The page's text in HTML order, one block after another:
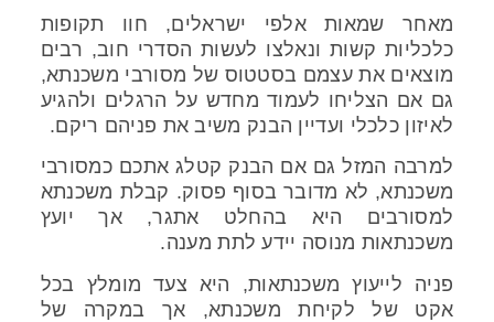
מאחר שמאות אלפי ישראלים, חוו תקופות
כלכליות קשות ונאלצו לעשות הסדרי חוב, רבים
מוצאים את עצמם בסטטוס של מסורבי משכנתא,
גם אם הצליחו לעמוד מחדש על הרגלים ולהגיע
לאיזון כלכלי ועדיין הבנק משיב את פניהם ריקם.
למרבה המזל גם אם הבנק קטלג אתכם כמסורבי
משכנתא, לא מדובר בסוף פסוק. קבלת משכנתא
למסורבים היא בהחלט אתגר, אך יועץ
משכנתאות מנוסה יידע לתת מענה.
פניה לייעוץ משכנתאות, היא צעד מומלץ בכל
אקט של לקיחת משכנתא, אך במקרה של